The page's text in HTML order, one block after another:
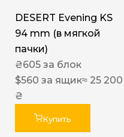
DESERT Evening KS
94 mm (в мягкой
пачки)
₴605 за блок
$560 за ящик≈ 25 200
₴
Купить